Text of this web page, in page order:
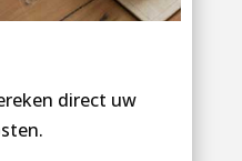
direct uw